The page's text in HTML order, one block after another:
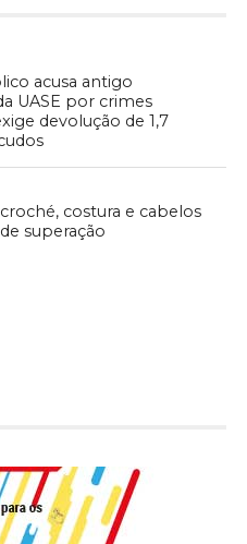
acusa antigo
UASE por crimes
devolução de 1,7
costura e cabelos
superação